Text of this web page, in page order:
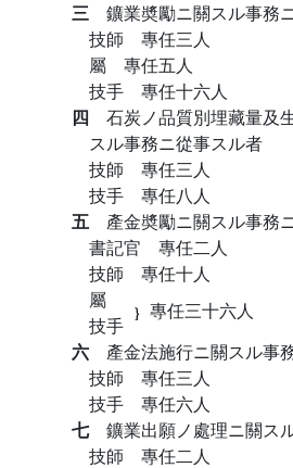
三 鑛業奬勵ニ關スル事務
技師 專任三人
屬 專任五人
技手 專任十六人
四 石炭ノ品質別埋藏量及
スル事務ニ從事スル者
技師 專任三人
技手 專任八人
五 產金奬勵ニ關スル事務
書記官 專任二人
技師 專任十人
屬
技手
專任三十六人
六 產金法施行ニ關スル事
技師 專任三人
技手 專任六人
七 鑛業出願ノ處理ニ關ス
技師 專任二人